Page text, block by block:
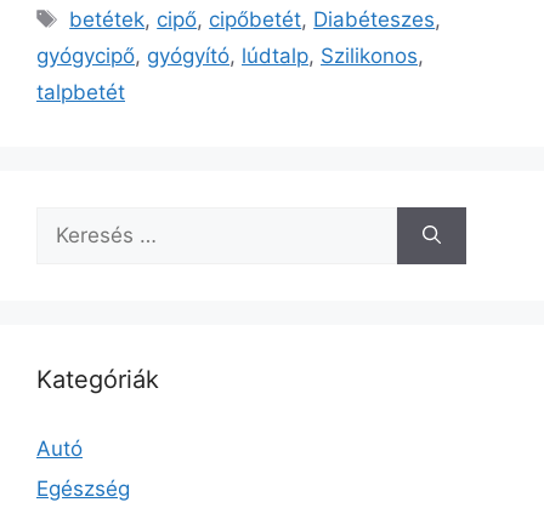
Címkék
betétek, cipő, cipőbetét, Diabéteszes,
gyógycipő, gyógyító, lúdtalp, Szilikonos,
talpbetét
Keresés:
Kategóriák
Autó
Egészség